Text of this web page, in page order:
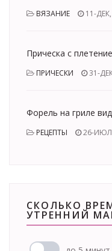
ВЯЗАНИЕ 11-
Прическа с
ПРИЧЕСКИ 31-
Форель на гриле
РЕЦЕПТЫ 26-
СКОЛЬКО
УТРЕННИЙ